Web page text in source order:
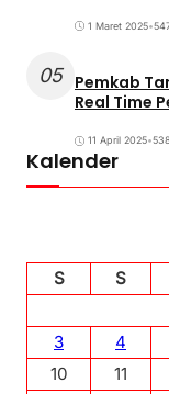
1 Maret 2025•
05 Pemkab
Real Time
11 April 2025•
Kalender
S
S
3
4
10
11